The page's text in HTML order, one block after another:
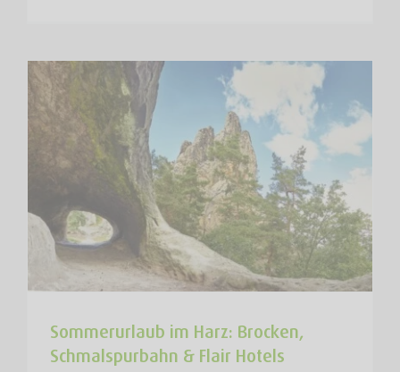
Sommerurlaub im Harz: Brocken,
Schmalspurbahn & Flair Hotels